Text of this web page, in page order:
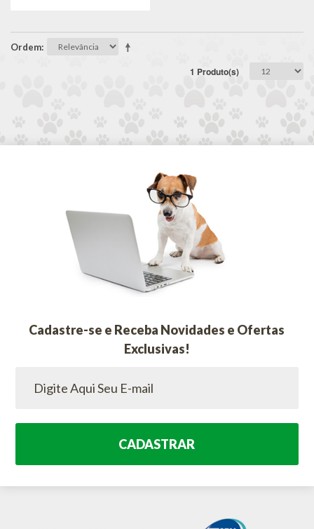
Ordem
1 Produto(s)
Cadastre-se e Receba Novidades e Ofertas
Exclusivas!
CADASTRAR